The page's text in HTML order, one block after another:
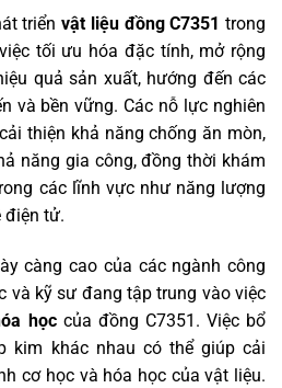
triểnvật liệu đồng C7351 trong
tối ưu hóa đặc tính, mở rộng
quả sản xuất, hướng đến các
và bền vững. Các nỗ lực nghiên
thiện khả năng chống ăn mòn,
năng gia công, đồng thời khám
các lĩnh vực như năng lượng
điện tử.
càng cao của các ngành công
và kỹ sư đang tập trung vào việc
họccủa đồng C7351. Việc bổ
kim khác nhau có thể giúp cải
cơ học và hóa học của vật liệu.